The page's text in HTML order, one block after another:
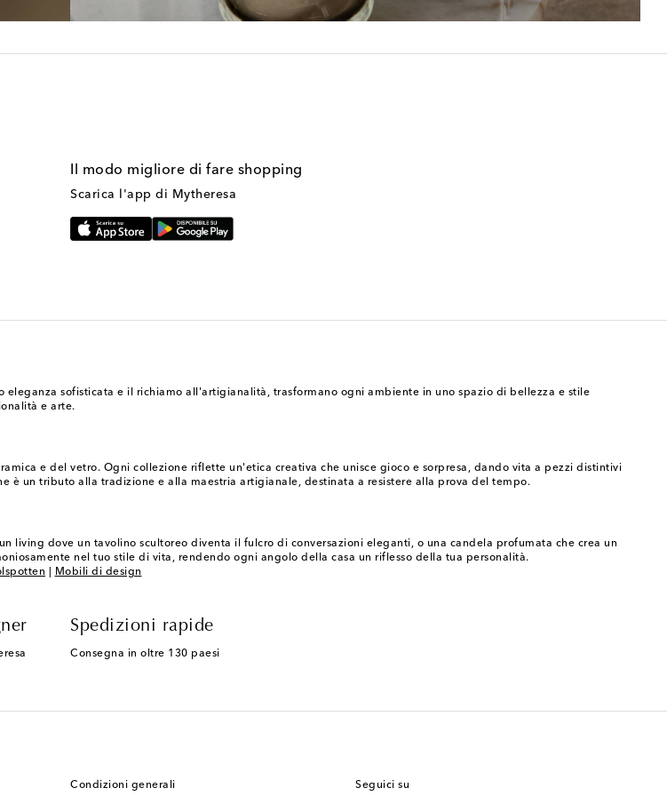
Il modo migliore di fare shopping
Scarica l'app di Mytheresa
sofisticata e il richiamo all'artigianalità, trasformano ogni ambiente in uno spazio di bellezza e stile
e arte.
e del vetro. Ogni collezione riflette un'etica creativa che unisce gioco e sorpresa, dando vita a pezzi distintivi
è un tributo alla tradizione e alla maestria artigianale, destinata a resistere alla prova del tempo.
living dove un tavolino scultoreo diventa il fulcro di conversazioni eleganti, o una candela profumata che crea un
nel tuo stile di vita, rendendo ogni angolo della casa un riflesso della tua personalità.
Mobili di design
Spedizioni rapide
Consegna in oltre 130 paesi
Condizioni generali Seguici su